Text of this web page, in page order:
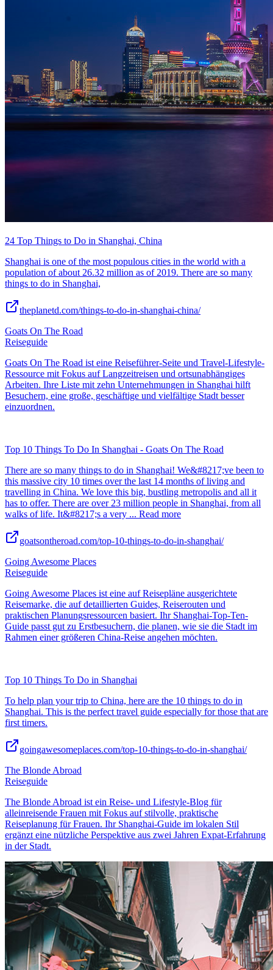
24 Top Things to Do in Shanghai, China
Shanghai is one of the most populous cities in the world with a
population of about 26.32 million as of 2019. There are so many
things to do in Shanghai,
theplanetd.com/things-to-do-in-shanghai-china/
Goats On The Road
Reiseguide
Goats On The Road ist eine Reiseführer-Seite und Travel-Lifestyle-
Ressource mit Fokus auf Langzeitreisen und ortsunabhängiges
Arbeiten. Ihre Liste mit zehn Unternehmungen in Shanghai hilft
Besuchern, eine große, geschäftige und vielfältige Stadt besser
einzuordnen.
Top 10 Things To Do In Shanghai - Goats On The Road
There are so many things to do in Shanghai! We&#8217;ve been to
this massive city 10 times over the last 14 months of living and
travelling in China. We love this big, bustling metropolis and all it
has to offer. There are over 23 million people in Shanghai, from all
walks of life. It&#8217;s a very ... Read more
goatsontheroad.com/top-10-things-to-do-in-shanghai/
Going Awesome Places
Reiseguide
Going Awesome Places ist eine auf Reisepläne ausgerichtete
Reisemarke, die auf detaillierten Guides, Reiserouten und
praktischen Planungsressourcen basiert. Ihr Shanghai-Top-Ten-
Guide passt gut zu Erstbesuchern, die planen, wie sie die Stadt im
Rahmen einer größeren China-Reise angehen möchten.
Top 10 Things To Do in Shanghai
To help plan your trip to China, here are the 10 things to do in
Shanghai. This is the perfect travel guide especially for those that are
first timers.
goingawesomeplaces.com/top-10-things-to-do-in-shanghai/
The Blonde Abroad
Reiseguide
The Blonde Abroad ist ein Reise- und Lifestyle-Blog für
alleinreisende Frauen mit Fokus auf stilvolle, praktische
Reiseplanung für Frauen. Ihr Shanghai-Guide im lokalen Stil
ergänzt eine nützliche Perspektive aus zwei Jahren Expat-Erfahrung
in der Stadt.